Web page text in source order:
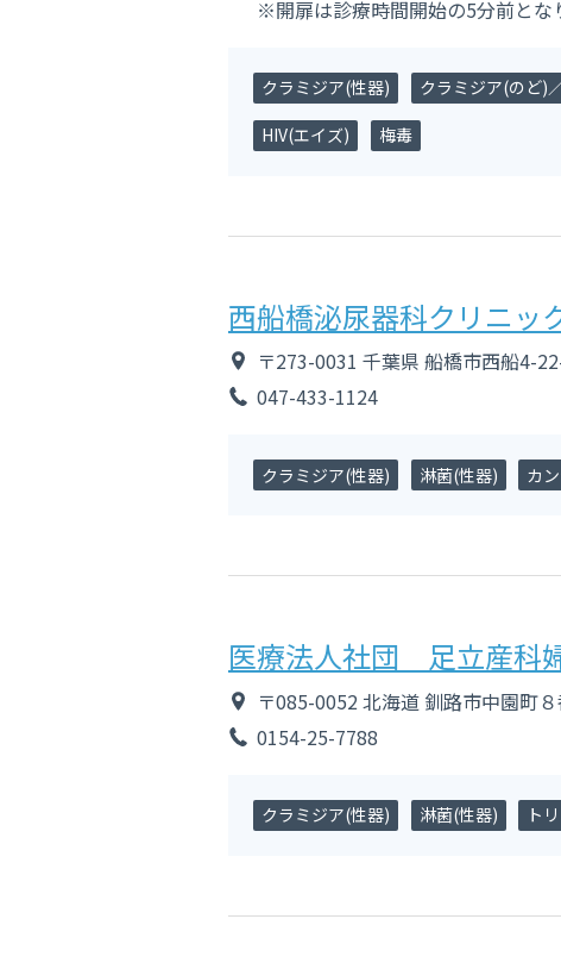
※開扉は診療時間開始の5分前とな
クラミジア(性器) クラミジア(のど)
HIV(エイズ)
梅毒
西船橋泌尿器科クリニッ
〒273-0031 千葉県 船橋市西船4-
047-433-1124
クラミジア(性器) 淋菌(性器) カ
医療法人社団 足立産科
〒085-0052 北海道 釧路市中園町
0154-25-7788
クラミジア(性器) 淋菌(性器) ト